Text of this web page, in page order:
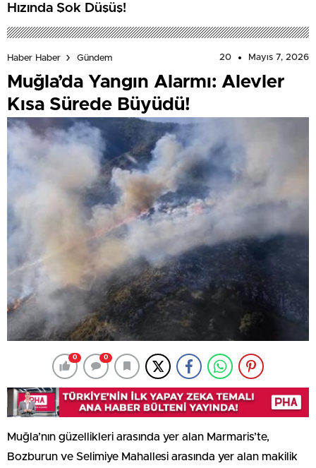
Hızında Şok Düşüş!
Haber Haber Gündem 20 Mayıs 7, 2026
Muğla’da Yangın Alarmı: Alevler
Kısa Sürede Büyüdü!
0 0
Muğla’nın güzellikleri arasında yer alan Marmaris’te,
Bozburun ve Selimiye Mahallesi arasında yer alan makilik